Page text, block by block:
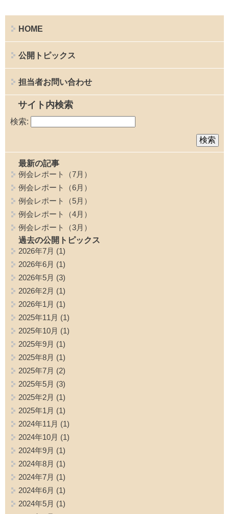
HOME
公開トピックス
担当者お問い合わせ
サイト内検索
検索:
最新の記事
例会レポート（7月）
例会レポート（6月）
例会レポート（5月）
例会レポート（4月）
例会レポート（3月）
過去の公開トピックス
2026年7月 (1)
2026年6月 (1)
2026年5月 (3)
2026年2月 (1)
2026年1月 (1)
2025年11月 (1)
2025年10月 (1)
2025年9月 (1)
2025年8月 (1)
2025年7月 (2)
2025年5月 (3)
2025年2月 (1)
2025年1月 (1)
2024年11月 (1)
2024年10月 (1)
2024年9月 (1)
2024年8月 (1)
2024年7月 (1)
2024年6月 (1)
2024年5月 (1)